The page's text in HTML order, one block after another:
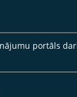
portāls